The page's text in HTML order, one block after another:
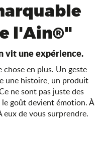
l'Ain®"
vit une expérience.
en plus. Un geste
une histoire, un produit
ne sont pas juste des
le goût devient émotion. À
de vous surprendre.